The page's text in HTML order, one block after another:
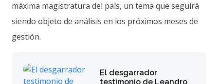
máxima magistratura del país, un tema que seguirá
siendo objeto de análisis en los próximos meses de
gestión.
El desgarrador
testimonio de Leandro